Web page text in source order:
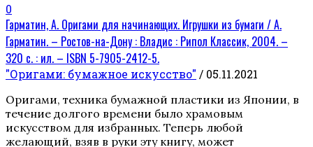
0
Гарматин, А. Оригами для начинающих. Игрушки из бумаги / А.
Гарматин. – Ростов-на-Дону : Владис : Рипол Классик, 2004. –
320 с. : ил. – ISBN 5-7905-2412-5.
"Оригами: бумажное искусство" / 05.11.2021
Оригами, техника бумажной пластики из Японии, в
течение долгого времени было храмовым
искусством для избранных. Теперь любой
желающий, взяв в руки эту книгу, может